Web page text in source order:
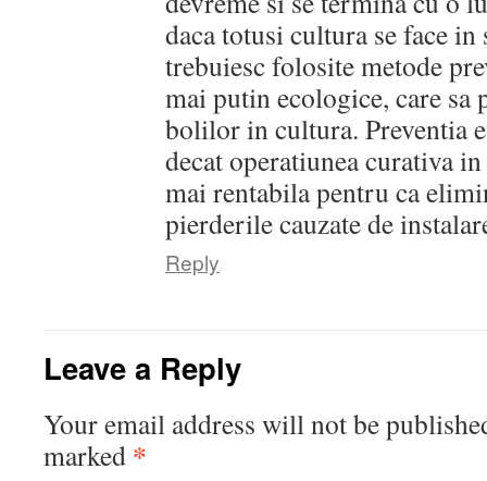
daca totusi cultura se face
trebuiesc folosite metode
mai putin ecologice, care sa
bolilor in cultura. Preventia
decat operatiunea curativa
mai rentabila pentru ca
pierderile cauzate de
Reply
Leave a Reply
Your email address will not be
marked *